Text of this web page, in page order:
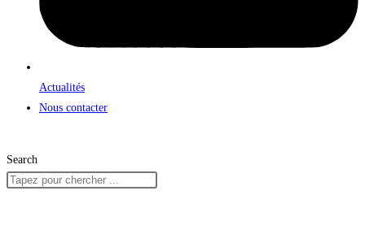
Actualités
Nous contacter
Search